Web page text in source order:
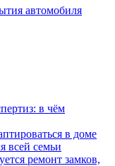
автомобиля
в чём
в доме
всей семьи
ремонт замков,